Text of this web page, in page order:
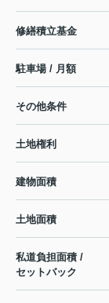
修繕積立基金
駐車場 / 月額
その他条件
土地権利
建物面積
土地面積
私道負担面積 /
セットバック